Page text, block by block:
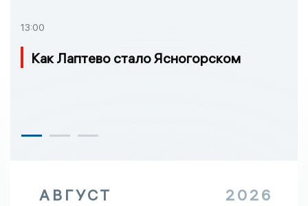
13:00
Как Лаптево стало Ясногорском
АВГУСТ 2026